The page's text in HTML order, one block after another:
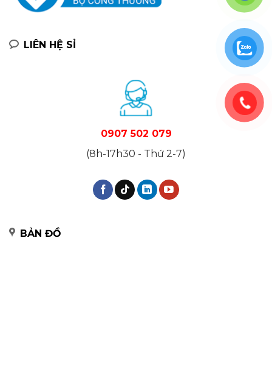
LIÊN HỆ SỈ
0907 502 079
(8h-17h30 - Thứ 2-7)
BẢN ĐỒ